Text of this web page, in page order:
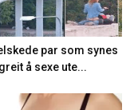
par som synes
å sexe ute...